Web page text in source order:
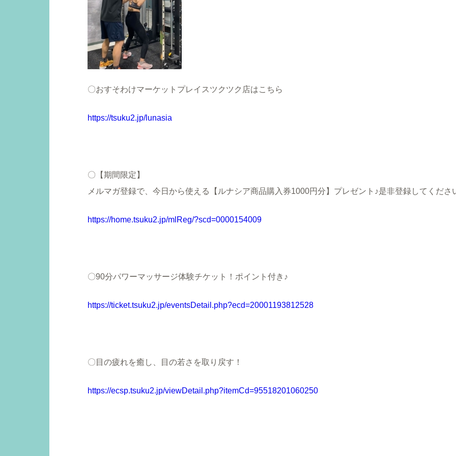
〇おすそわけマーケットプレイスツクツク店はこちら
https://tsuku2.jp/lunasia
〇【期間限定】
メルマガ登録で、今日から使える【ルナシア商品購入券1000円分】プレゼント♪是非登録してくださ
https://home.tsuku2.jp/mlReg/?scd=0000154009
〇90分パワーマッサージ体験チケット！ポイント付き♪
https://ticket.tsuku2.jp/eventsDetail.php?ecd=20001193812528
〇目の疲れを癒し、目の若さを取り戻す！
https://ecsp.tsuku2.jp/viewDetail.php?itemCd=95518201060250